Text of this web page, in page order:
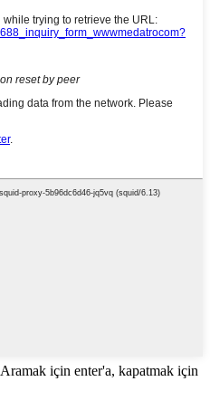
Aramak için enter'a, kapatmak için